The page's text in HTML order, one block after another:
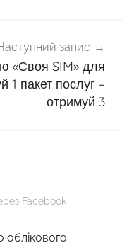
запис
«Своя SIM» для
1 пакет послуг –
отримуй 3
Facebook
облікового